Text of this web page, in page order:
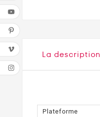
La description
Plateforme